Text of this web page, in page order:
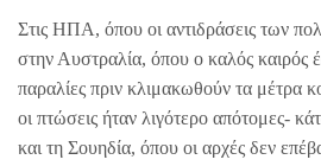
Στις ΗΠΑ, όπου οι αντιδράσεις των
στην Αυστραλία, όπου ο καλός καιρός
παραλίες πριν κλιμακωθούν τα μέτρα
οι πτώσεις ήταν λιγότερο απότομες-
και τη Σουηδία, όπου οι αρχές δεν